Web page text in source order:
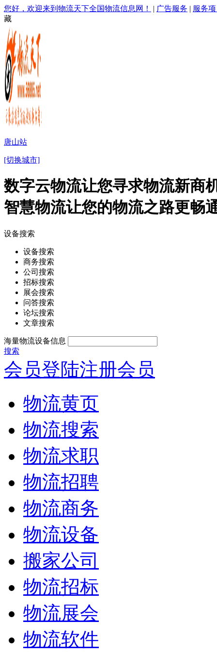
您好，欢迎来到物流天下全国物流信息网！ | 广告服务 | 服务
藏
唐山站
[切换城市]
数字云物流让您寻求物流新商
智慧物流让您的物流之路更畅
设备搜索
设备搜索
商务搜索
公司搜索
招标搜索
展会搜索
问答搜索
论坛搜索
文章搜索
海量物流设备信息
搜索
会员登陆注册会员
物流黄页
物流搜索
物流求职
物流招聘
物流商务
物流设备
搬家公司
物流招标
物流展会
物流软件